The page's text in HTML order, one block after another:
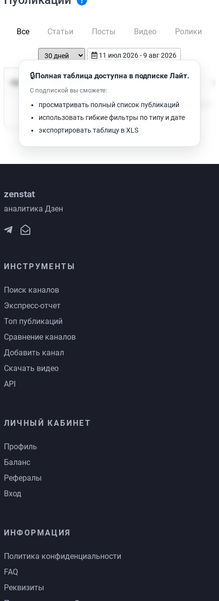
Все Статьи Посты Видео Ролики
11 июл 2026 - 9 авг 2026
Время чтения
Нет доступных публикаций. Попробуйте изменить фильтр.
🔒Полная таблица доступна в подписке Лайт.
С подпиской вы сможете:
просматривать полный список публикаций
использовать гибкие фильтры по типу и дате
экспортировать таблицу в XLS
zenstat
аналитика Дзен
ИНСТРУМЕНТЫ
Поиск каналов
Экспресс-отчет
Топ публикаций
Сравнение каналов
Добавить канал
Скачать видео
API
ЛИЧНЫЙ КАБИНЕТ
Профиль
Баланс
Рефералы
Вход
ИНФОРМАЦИЯ
Политика конфиденциальности
FAQ
Реквизиты